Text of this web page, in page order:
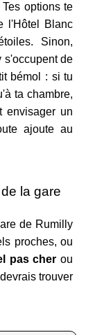
options te
l'Hôtel Blanc
Sinon,
s'occupent de
bémol : si tu
ta chambre,
envisager un
ajoute au
la gare
de Rumilly
proches, ou
pas cher ou
trouver